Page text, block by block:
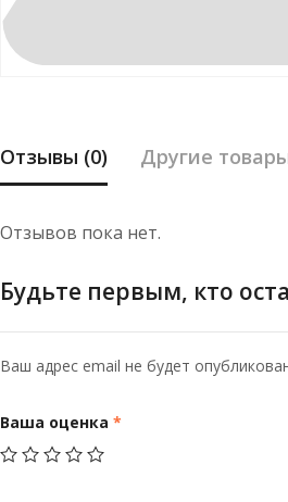
Отзывы (0) Другие
Отзывов пока нет.
Будьте первым, кто
Ваш адрес email не будет
Ваша оценка *